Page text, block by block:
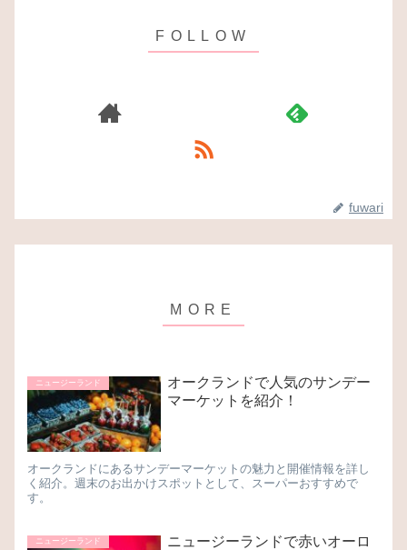
fuwari
ニュージーランド
オークランドで人気のサンデー
マーケットを紹介！
オークランドにあるサンデーマーケットの魅力と開催情報を詳し
く紹介。週末のお出かけスポットとして、スーパーおすすめで
す。
ニュージーランド
ニュージーランドで赤いオーロ